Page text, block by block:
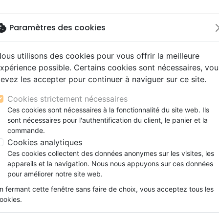
Nouveautés Bibles
gros caractères
d'étude
de mariage
Nouveaux Testaments
Evangiles et extraits
Bibles langues étrangères
Livres
Audio
Couple, famille, individu
Enfants
Formation
Jeunesse
adultes
CD Jeunesse
CD Isräel
Noël, Musique de fête
CD Enfants
spectacles
conférences
Films, fiction
Histoires vraies,
Commerce équitable
Accessoires de Bible
STYLO A BILLE MOT D'ORDRE 2026 ROSE
STYLO A BILLE MOT D'ORDRE
Référence
Description Détails du produit
Stylo à bille élégant et coloré, avec le
toutes choses nouvelles. Modèle rose
Paramètres des cookies
utilisons des cookies pour vous offrir la meilleure
possible. Certains cookies sont nécessaires,
les accepter pour continuer à naviguer sur ce site.
Cookies strictement nécessaires
Ces cookies sont nécessaires à la fonctionnalité du site web. Ils
sont nécessaires pour l'authentification du client, le panier et la
commande.
Cookies analytiques
Ces cookies collectent des données anonymes sur les visites, les
appareils et la navigation. Nous nous appuyons sur ces données
pour améliorer notre site web.
fermant cette fenêtre sans faire de choix, vous acceptez tous les